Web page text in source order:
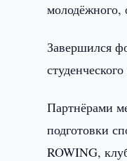
молодёжного,
Завершился
Партнёрами
подготовки
ROWING,